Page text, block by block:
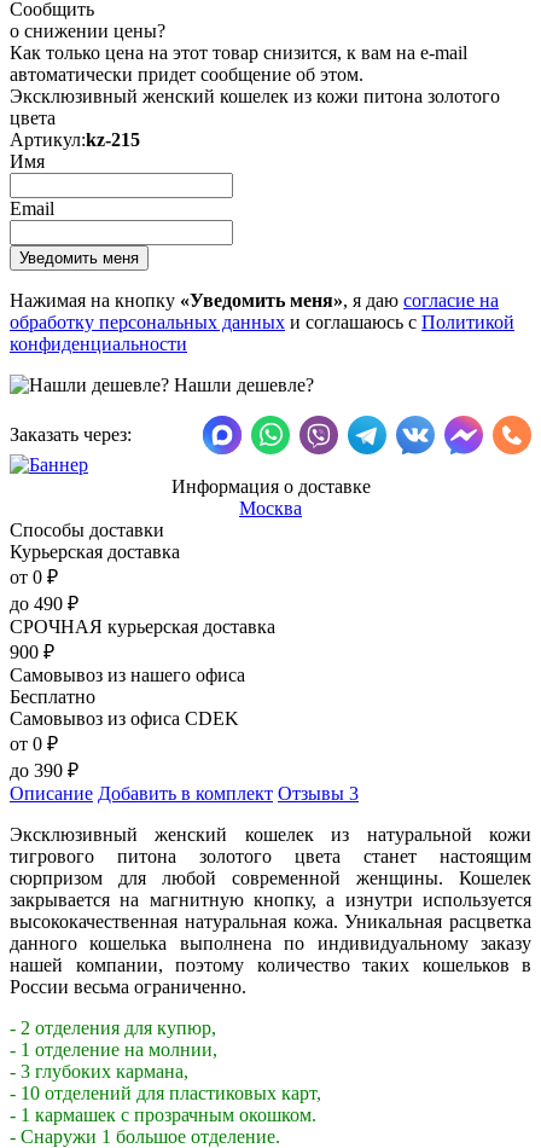
Сообщить
о снижении цены?
Как только цена на этот товар снизится, к вам на e-mail
автоматически придет сообщение об этом.
Эксклюзивный женский кошелек из кожи питона золотого
цвета
Артикул:kz-215
Имя
Email
Нажимая на кнопку «Уведомить меня», я даю согласие на
обработку персональных данных и соглашаюсь с Политикой
конфиденциальности
Нашли дешевле?
Заказать через:
Информация о доставке
Москва
Способы доставки
Курьерская доставка
от 0 ₽
до 490 ₽
СРОЧНАЯ курьерская доставка
900 ₽
Самовывоз из нашего офиса
Бесплатно
Самовывоз из офиса CDEK
от 0 ₽
до 390 ₽
Описание Добавить в комплект Отзывы 3
Эксклюзивный женский кошелек из натуральной кожи
тигрового питона золотого цвета станет настоящим
сюрпризом для любой современной женщины. Кошелек
закрывается на магнитную кнопку, а изнутри используется
высококачественная натуральная кожа. Уникальная расцветка
данного кошелька выполнена по индивидуальному заказу
нашей компании, поэтому количество таких кошельков в
России весьма ограниченно.
- 2 отделения для купюр,
- 1 отделение на молнии,
- 3 глубоких кармана,
- 10 отделений для пластиковых карт,
- 1 кармашек с прозрачным окошком.
- Снаружи 1 большое отделение.